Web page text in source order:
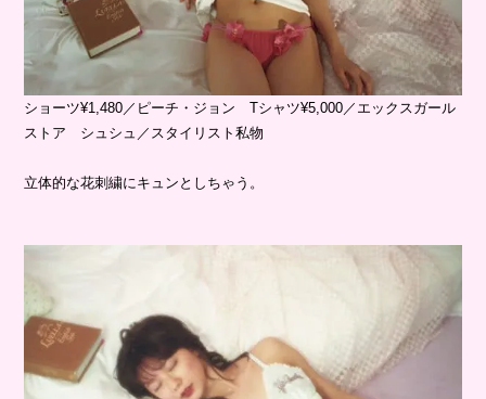
ショーツ¥1,480／ピーチ・ジョン Tシャツ¥5,000／エックスガール
ストア シュシュ／スタイリスト私物
立体的な花刺繍にキュンとしちゃう。